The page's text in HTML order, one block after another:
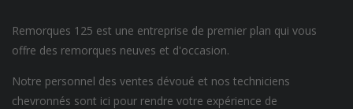
Remorques 125 est une entreprise de premier plan qui vous
offre des remorques neuves et d'occasion.
Notre personnel des ventes dévoué et nos techniciens
chevronnés sont ici pour rendre votre expérience de